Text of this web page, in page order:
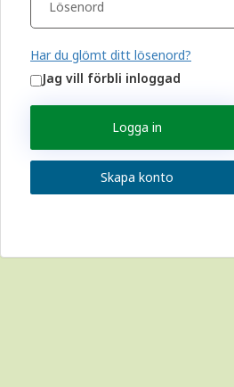
Har du glömt ditt lösenord?
Jag vill förbli inloggad
Logga in
Skapa konto